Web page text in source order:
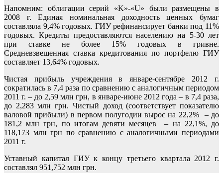
Напомним: облигации серий «K»-«U» были размещены в
2008 г. Единая номинальная доходность ценных бумаг
составляла 9,4% годовых. ГИУ рефинансирует банки под 11%
годовых. Кредиты предоставляются населению на 5-30 лет
при ставке не более 15% годовых в гривне.
Средневзвешенная ставка кредитования по портфелю ГИУ
составляет 13,64% годовых.
Чистая прибыль учреждения в январе-сентябре 2012 г.
сократилась в 7,4 раза по сравнению с аналогичным периодом
2011 г. – до 2,59 млн грн, в январе-июне 2012 года – в 7,4 раза,
до 2,283 млн грн. Чистый доход (соответствует показателю
валовой прибыли) в первом полугодии вырос на 22,2% – до
181,2 млн грн, по итогам девяти месяцев – на 22,1%, до
118,173 млн грн по сравнению с аналогичными периодами
2011 г.
Уставный капитал ГИУ к концу третьего квартала 2012 г.
составлял 951,752 млн грн.